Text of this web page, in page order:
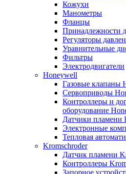
Кожухи
Манометры
Фланцы
Принадлежности
Регуляторы
Уравнительные
Фильтры
Электродвигатели
Honeywell
Газовые клапаны
Сервоприводы
Контроллеры и
оборудование
Датчики пламени
Электронные
Тепловая
Kromschroder
Датчик пламени
Контроллеры
Запорное